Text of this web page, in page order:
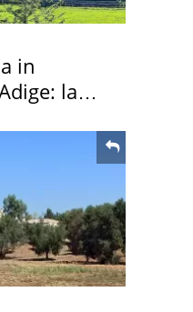
in
la